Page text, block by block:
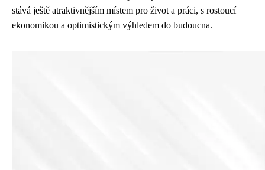
stává ještě atraktivnějším místem pro život a práci, s rostoucí
ekonomikou a optimistickým výhledem do budoucna.